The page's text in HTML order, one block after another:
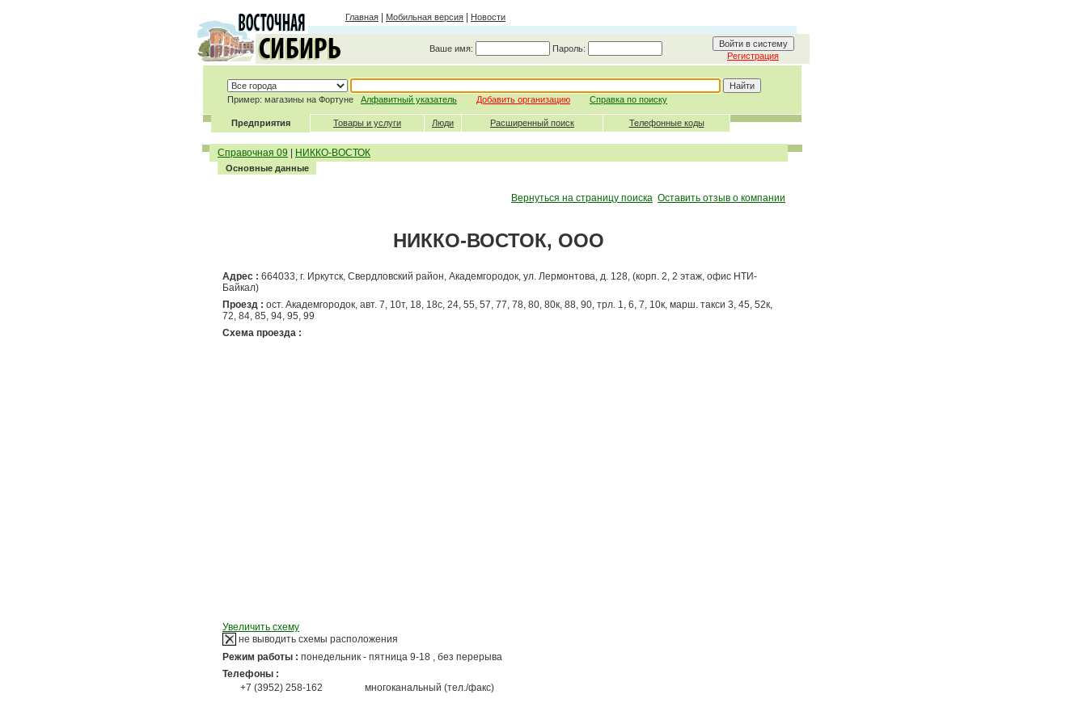
Главная Мобильная версия Новости
Ваше имя: Пароль:
Регистрация
Пример: магазины на Фортуне Алфавитный указатель Добавить организацию Справка по поиску
Предприятия Товары и услуги Люди Расширенный поиск Телефонные коды
Справочная 09 НИККО-ВОСТОК
Основные данные
Вернуться на страницу поиска Оставить отзыв о компании
НИККО-ВОСТОК, ООО
Адрес : 664033, г. Иркутск, Свердловский район, Академгородок, ул. Лермонтова, д. 128, (корп. 2, 2 этаж, офис НТИ-
Байкал)
Проезд : ост. Академгородок, авт. 7, 10т, 18, 18с, 24, 55, 57, 77, 78, 80, 80к, 88, 90, трл. 1, 6, 7, 10к, марш. такси 3, 45, 52к,
72, 84, 85, 94, 95, 99
Схема проезда :
Увеличить схему
не выводить схемы расположения
Режим работы : понедельник - пятница 9-18 , без перерыва
Телефоны :
+7 (3952) 258-162
многоканальный (тел./факс)